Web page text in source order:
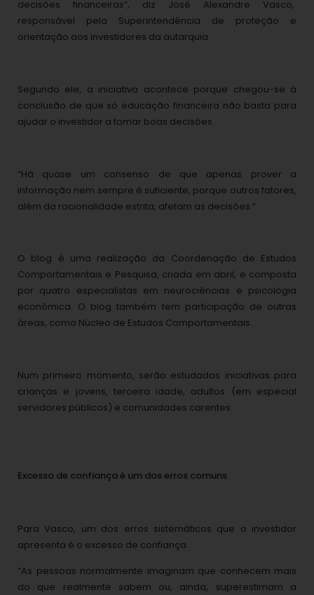
decisões financeiras”, diz José Alexandre Vasco,
responsável pela Superintendência de proteção e
orientação aos investidores da autarquia.
Segundo ele, a iniciativa acontece porque chegou-se à
conclusão de que só educação financeira não basta para
ajudar o investidor a tomar boas decisões.
“Há quase um consenso de que apenas prover a
informação nem sempre é suficiente, porque outros fatores,
além da racionalidade estrita, afetam as decisões.”
O blog é uma realização da Coordenação de Estudos
Comportamentais e Pesquisa, criada em abril, e composta
por quatro especialistas em neurociências e psicologia
econômica. O blog também tem participação de outras
áreas, como Núcleo de Estudos Comportamentais.
Num primeiro momento, serão estudadas iniciativas para
crianças e jovens, terceira idade, adultos (em especial
servidores públicos) e comunidades carentes.
Excesso de confiança é um dos erros comuns
Para Vasco, um dos erros sistemáticos que o investidor
apresenta é o excesso de confiança.
“As pessoas normalmente imaginam que conhecem mais
do que realmente sabem ou, ainda, superestimam a